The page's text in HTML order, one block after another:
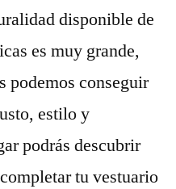
disponible de
es muy grande,
podemos conseguir
estilo y
podrás descubrir
tu vestuario